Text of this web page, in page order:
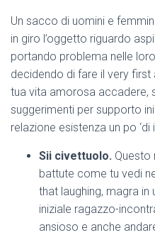
Un sacco di uomini e
in giro l’oggetto riguardo
portando problema nelle
decidendo di fare il very
tua vita amorosa accadere,
suggerimenti per supporto
relazione esistenza un po
Sii civettuolo. Questo
battute come tu vedi
that laughing, magra in
iniziale ragazzo-
ansioso e anche